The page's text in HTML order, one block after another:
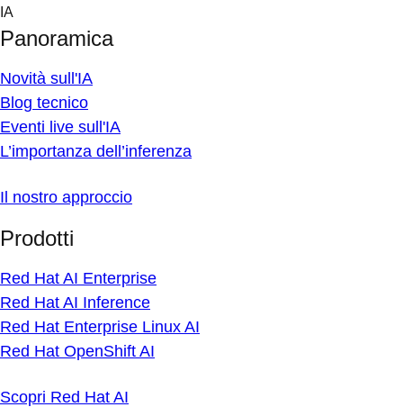
Skip
content
IA
Panoramica
Novità sull'IA
Blog tecnico
Eventi live sull'IA
L’importanza dell’inferenza
Il nostro approccio
Prodotti
Red Hat AI Enterprise
Red Hat AI Inference
Red Hat Enterprise Linux AI
Red Hat OpenShift AI
Scopri Red Hat AI